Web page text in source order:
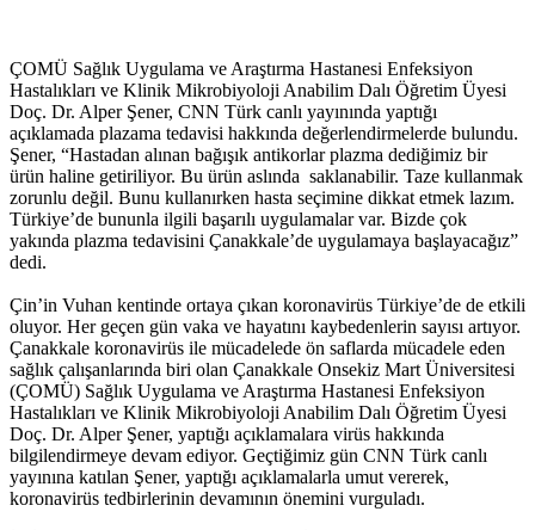
ÇOMÜ Sağlık Uygulama ve Araştırma Hastanesi Enfeksiyon
Hastalıkları ve Klinik Mikrobiyoloji Anabilim Dalı Öğretim Üyesi
Doç. Dr. Alper Şener, CNN Türk canlı yayınında yaptığı
açıklamada plazama tedavisi hakkında değerlendirmelerde bulundu.
Şener, “Hastadan alınan bağışık antikorlar plazma dediğimiz bir
ürün haline getiriliyor. Bu ürün aslında saklanabilir. Taze kullanmak
zorunlu değil. Bunu kullanırken hasta seçimine dikkat etmek lazım.
Türkiye’de bununla ilgili başarılı uygulamalar var. Bizde çok
yakında plazma tedavisini Çanakkale’de uygulamaya başlayacağız”
dedi.
Çin’in Vuhan kentinde ortaya çıkan koronavirüs Türkiye’de de etkili
oluyor. Her geçen gün vaka ve hayatını kaybedenlerin sayısı artıyor.
Çanakkale koronavirüs ile mücadelede ön saflarda mücadele eden
sağlık çalışanlarında biri olan Çanakkale Onsekiz Mart Üniversitesi
(ÇOMÜ) Sağlık Uygulama ve Araştırma Hastanesi Enfeksiyon
Hastalıkları ve Klinik Mikrobiyoloji Anabilim Dalı Öğretim Üyesi
Doç. Dr. Alper Şener, yaptığı açıklamalara virüs hakkında
bilgilendirmeye devam ediyor. Geçtiğimiz gün CNN Türk canlı
yayınına katılan Şener, yaptığı açıklamalarla umut vererek,
koronavirüs tedbirlerinin devamının önemini vurguladı.